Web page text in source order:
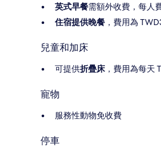
英式早餐需額外收費，每人
住宿提供晚餐 ，費用為
兒童和加床
可提供折疊床 ，費用為每天
寵物
服務性動物免收費
停車